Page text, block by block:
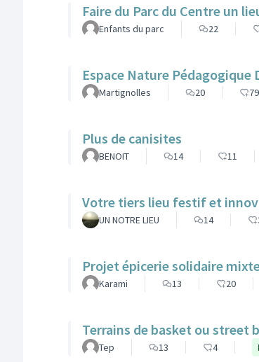
Faire du Parc du Centre un
Enfants du parc 22
Espace Nature Pédagogique
Martignolles 20 79
Plus de canisites
BENOIT 14 11
Votre tiers lieu festif et
UN NOTRE LIEU 14
Projet épicerie solidaire
Karami 13 20
Terrains de basket ou street
Tep 13 4